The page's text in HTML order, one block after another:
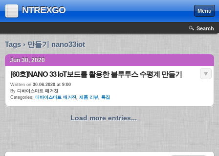
NTREXGO Menu
Search
Tags › 만들기 nano33iot
Jun 30, 2020
[60호]NANO 33 IoT보드를 활용한 블루투스 수평계 만들기
Written on 30.06.2020 at 9:00
By 디바이스마트 매거진
Categories: 디바이스마트 매거진, 제품 리뷰, 특집
Load more entries...